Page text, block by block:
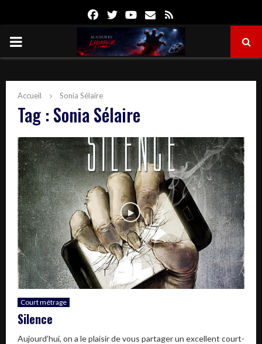
FacebookTwitterYoutube
Email
PRIMARY
Accueil Sonia Sélaire
Tag : Sonia Sélaire
Court métrage
Silence
Aujourd’hui, on a le plaisir de vous partager un excellent court-